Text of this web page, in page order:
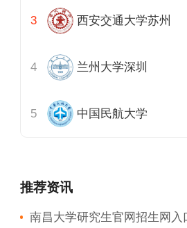
西安交通大学苏州
兰州大学深圳
中国民航大学
推荐资讯